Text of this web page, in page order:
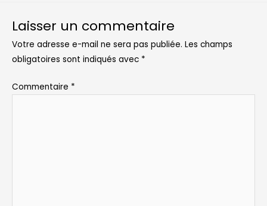
Laisser un commentaire
Votre adresse e-mail ne sera pas publiée. Les champs
obligatoires sont indiqués avec *
Commentaire *